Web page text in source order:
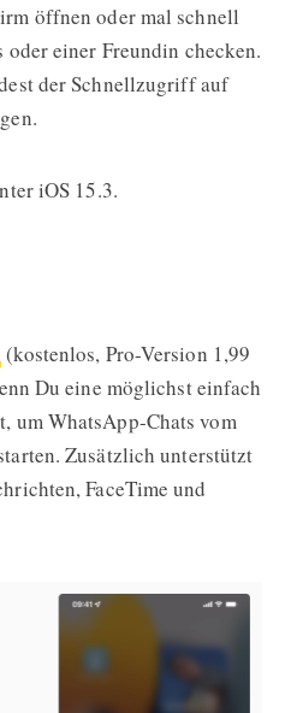
öffnen oder mal schnell
oder einer Freundin checken.
der Schnellzugriff auf
iOS 15.3.
(kostenlos, Pro-Version 1,99
Du eine möglichst einfach
um WhatsApp-Chats vom
Zusätzlich unterstützt
FaceTime und